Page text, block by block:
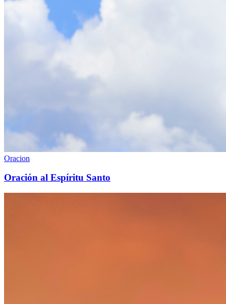
Oracion
Oración al Espíritu Santo